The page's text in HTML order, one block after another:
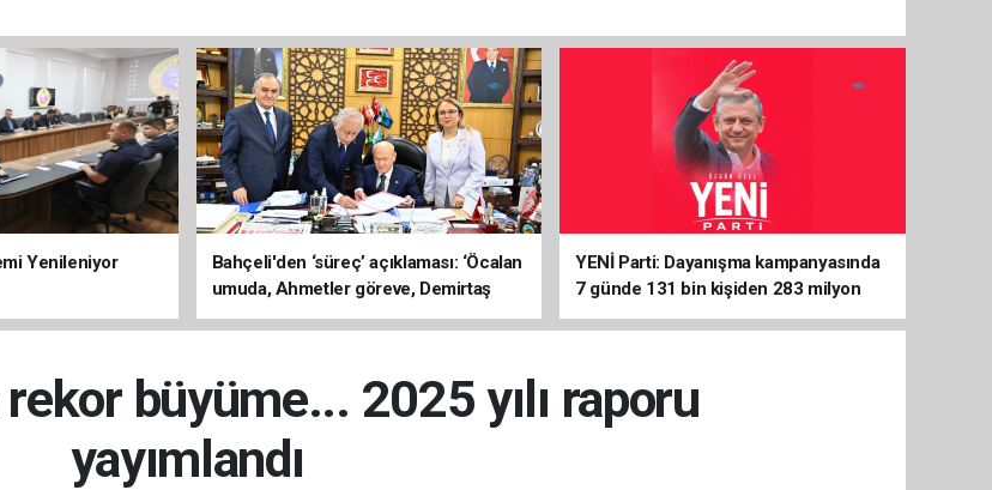
Yenileniyor
Bahçeli'den ‘süreç’ açıklaması: ‘Öcalan
umuda, Ahmetler göreve, Demirtaş
evine dönmeli’
YENİ Parti: Dayanışma kampanyasında
7 günde 131 bin kişiden 283 milyon
liralık destek
büyüme... 2025 yılı raporu
yayımlandı